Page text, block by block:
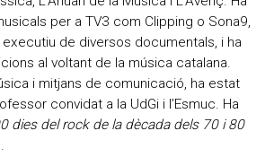
per a TV3 com Clipping o Sona9,
de diversos documentals, i ha
al voltant de la música catalana.
i mitjans de comunicació, ha estat
convidat a la UdGi i l’Esmuc. Ha
dies del rock de la dècada dels 70 i 80